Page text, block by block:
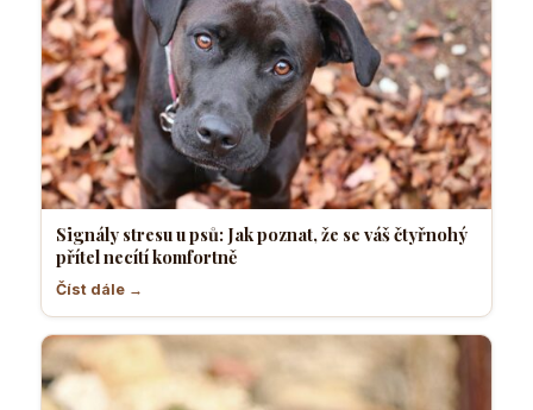
Signály stresu u psů: Jak poznat, že se váš čtyřnohý
přítel necítí komfortně
Číst dále →